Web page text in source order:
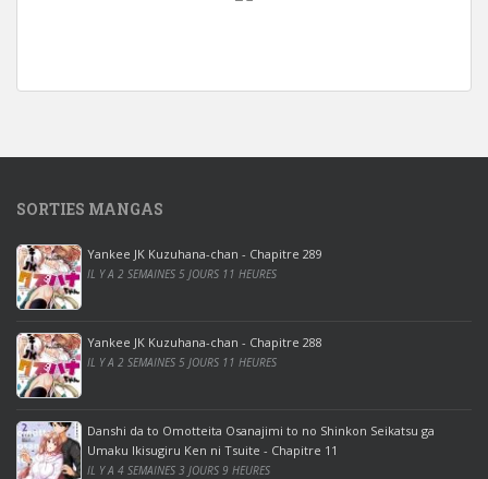
d
0
p
r
o
o
ff
i
c
e
2
0
SORTIES MANGAS
Yankee JK Kuzuhana-chan - Chapitre 289
IL Y A 2 SEMAINES 5 JOURS 11 HEURES
Yankee JK Kuzuhana-chan - Chapitre 288
IL Y A 2 SEMAINES 5 JOURS 11 HEURES
Danshi da to Omotteita Osanajimi to no Shinkon Seikatsu ga
Umaku Ikisugiru Ken ni Tsuite - Chapitre 11
IL Y A 4 SEMAINES 3 JOURS 9 HEURES